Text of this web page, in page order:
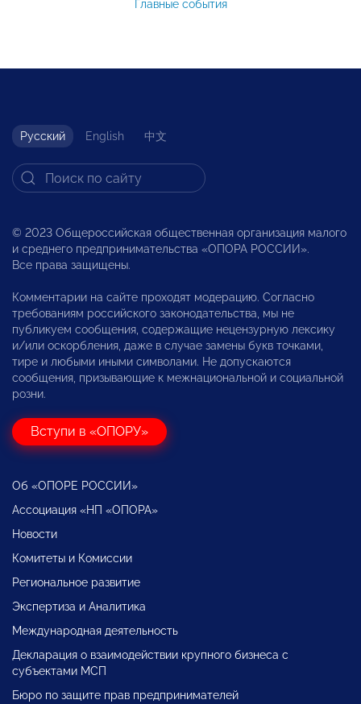
Главные события
Русский English 中文
© 2023 Общероссийская общественная организация малого
и среднего предпринимательства «ОПОРА РОССИИ».
Все права защищены.
Комментарии на сайте проходят модерацию. Согласно
требованиям российского законодательства, мы не
публикуем сообщения, содержащие нецензурную лексику
и/или оскорбления, даже в случае замены букв точками,
тире и любыми иными символами. Не допускаются
сообщения, призывающие к межнациональной и социальной
розни.
Вступи в «ОПОРУ»
Об «ОПОРЕ РОССИИ»
Ассоциация «НП «ОПОРА»
Новости
Комитеты и Комиссии
Региональное развитие
Экспертиза и Аналитика
Международная деятельность
Декларация о взаимодействии крупного бизнеса с
субъектами МСП
Бюро по защите прав предпринимателей